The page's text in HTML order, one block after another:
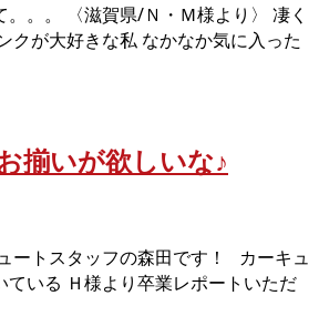
。。 〈滋賀県/Ｎ・Ｍ様より〉 凄く
クが大好きな私 なかなか気に入った
揃いが欲しいな♪
ートスタッフの森田です！ カーキュ
ている Ｈ様より卒業レポートいただ